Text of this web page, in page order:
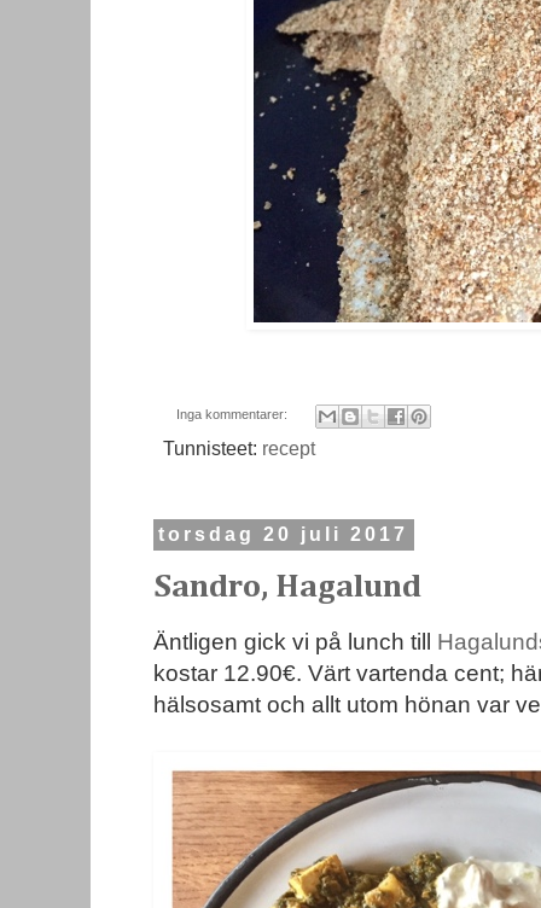
Inga kommentarer:
Tunnisteet: recept
torsdag 20 juli 2017
Sandro, Hagalund
Äntligen gick vi på lunch till
kostar 12.90€. Värt vartenda cent;
hälsosamt och allt utom hönan var